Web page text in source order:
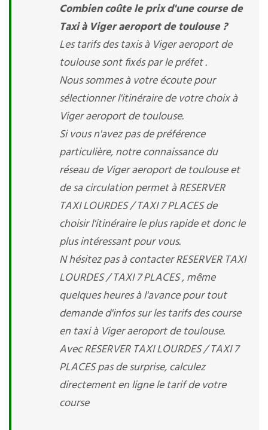
Combien coûte le prix d'une course de
Taxi à Viger aeroport de toulouse ?
Les tarifs des taxis à Viger aeroport de
toulouse sont fixés par le préfet .
Nous sommes à votre écoute pour
sélectionner l'itinéraire de votre choix à
Viger aeroport de toulouse.
Si vous n'avez pas de préférence
particulière, notre connaissance du
réseau de Viger aeroport de toulouse et
de sa circulation permet à RESERVER
TAXI LOURDES / TAXI 7 PLACES de
choisir l'itinéraire le plus rapide et donc le
plus intéressant pour vous.
N hésitez pas à contacter RESERVER TAXI
LOURDES / TAXI 7 PLACES , même
quelques heures à l'avance pour tout
demande d'infos sur les tarifs des course
en taxi à Viger aeroport de toulouse.
Avec RESERVER TAXI LOURDES / TAXI 7
PLACES pas de surprise, calculez
directement en ligne le tarif de votre
course